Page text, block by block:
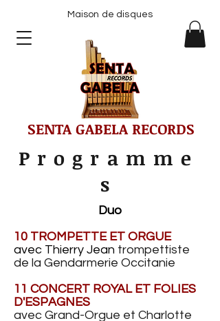
SENTA GABELA RECORDS
Maison de disques
Programme
s
Duo
10 TROMPETTE ET ORGUE
avec Thierry Jean trompettiste
de la Gendarmerie Occitanie
11 CONCERT ROYAL ET FOLIES
D'ESPAGNES
avec Grand-Orgue et Charlotte